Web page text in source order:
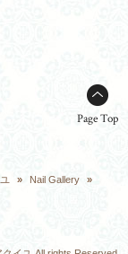
Page Top
» Nail Gallery
»